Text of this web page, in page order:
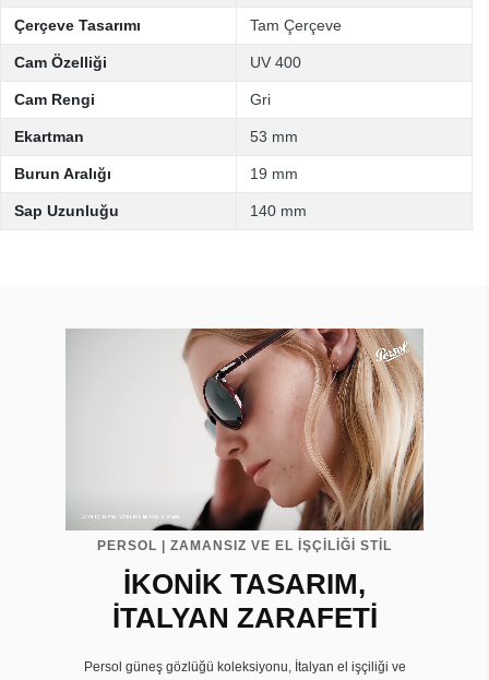
Çerçeve Tasarımı Tam Çerçeve
Cam Özelliği UV 400
Cam Rengi Gri
Ekartman 53 mm
Burun Aralığı 19 mm
Sap Uzunluğu 140 mm
PERSOL | ZAMANSIZ VE EL İŞÇİLİĞİ STİL
İKONİK TASARIM,
İTALYAN ZARAFETİ
Persol güneş gözlüğü koleksiyonu, İtalyan el işçiliği ve